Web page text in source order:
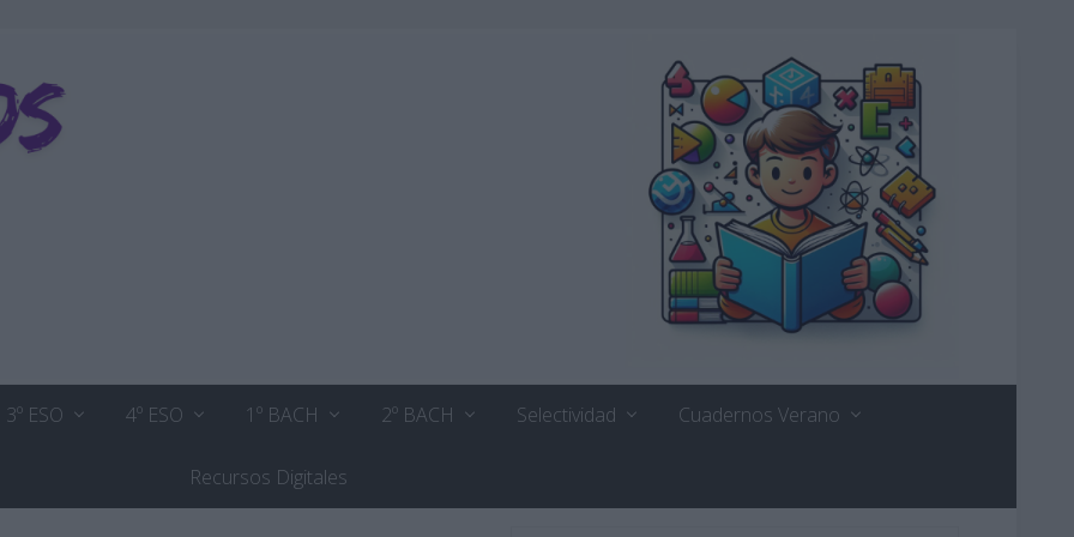
3º ESO 4º ESO 1º BACH 2º BACH Selectividad Cuadernos Verano
Recursos Digitales